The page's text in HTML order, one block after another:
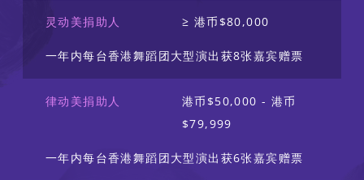
灵动美捐助人 ≥ 港币$80,000
一年内每台香港舞蹈团大型演出获8张嘉宾赠票
律动美捐助人
港币$50,000 - 港币
$79,999
一年内每台香港舞蹈团大型演出获6张嘉宾赠票